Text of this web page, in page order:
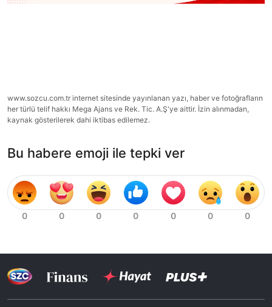
www.sozcu.com.tr internet sitesinde yayınlanan yazı, haber ve fotoğrafların
her türlü telif hakkı Mega Ajans ve Rek. Tic. A.Ş'ye aittir. İzin alınmadan,
kaynak gösterilerek dahi iktibas edilemez.
Bu habere emoji ile tepki ver